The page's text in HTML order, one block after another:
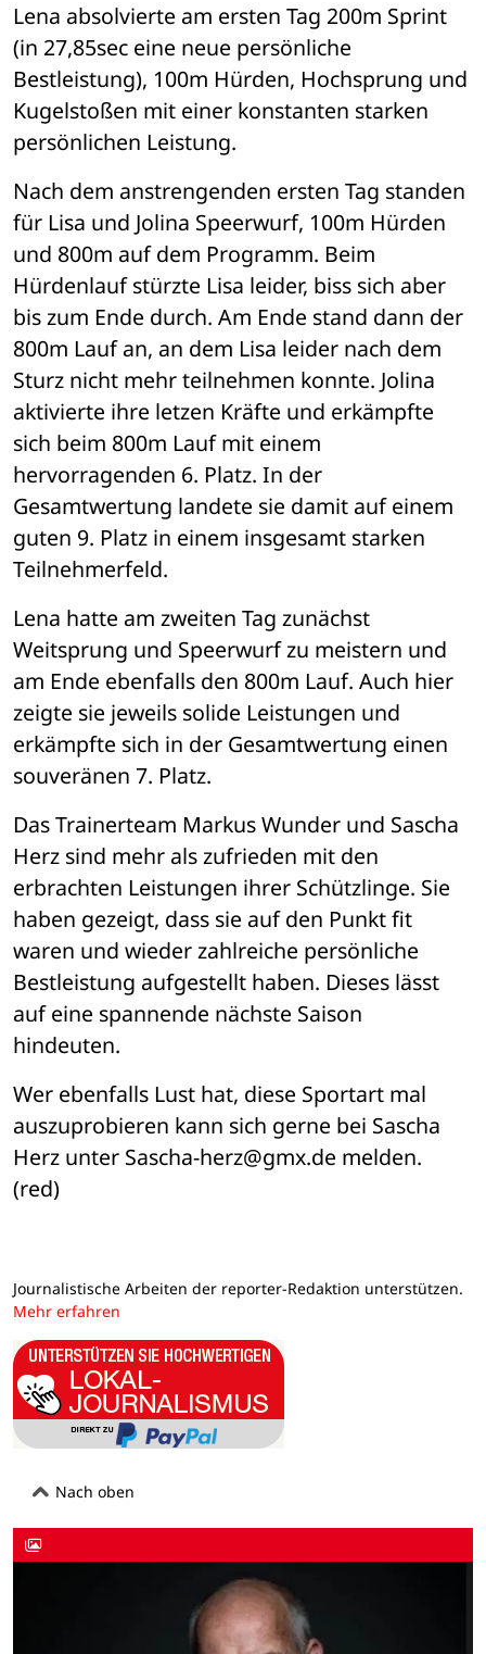
Lena absolvierte am ersten Tag 200m Sprint
(in 27,85sec eine neue persönliche
Bestleistung), 100m Hürden, Hochsprung und
Kugelstoßen mit einer konstanten starken
persönlichen Leistung.
Nach dem anstrengenden ersten Tag standen
für Lisa und Jolina Speerwurf, 100m Hürden
und 800m auf dem Programm. Beim
Hürdenlauf stürzte Lisa leider, biss sich aber
bis zum Ende durch. Am Ende stand dann der
800m Lauf an, an dem Lisa leider nach dem
Sturz nicht mehr teilnehmen konnte. Jolina
aktivierte ihre letzen Kräfte und erkämpfte
sich beim 800m Lauf mit einem
hervorragenden 6. Platz. In der
Gesamtwertung landete sie damit auf einem
guten 9. Platz in einem insgesamt starken
Teilnehmerfeld.
Lena hatte am zweiten Tag zunächst
Weitsprung und Speerwurf zu meistern und
am Ende ebenfalls den 800m Lauf. Auch hier
zeigte sie jeweils solide Leistungen und
erkämpfte sich in der Gesamtwertung einen
souveränen 7. Platz.
Das Trainerteam Markus Wunder und Sascha
Herz sind mehr als zufrieden mit den
erbrachten Leistungen ihrer Schützlinge. Sie
haben gezeigt, dass sie auf den Punkt fit
waren und wieder zahlreiche persönliche
Bestleistung aufgestellt haben. Dieses lässt
auf eine spannende nächste Saison
hindeuten.
Wer ebenfalls Lust hat, diese Sportart mal
auszuprobieren kann sich gerne bei Sascha
Herz unter Sascha-herz@gmx.de melden.
(red)
Journalistische Arbeiten der reporter-Redaktion unterstützen.
Mehr erfahren
Nach oben